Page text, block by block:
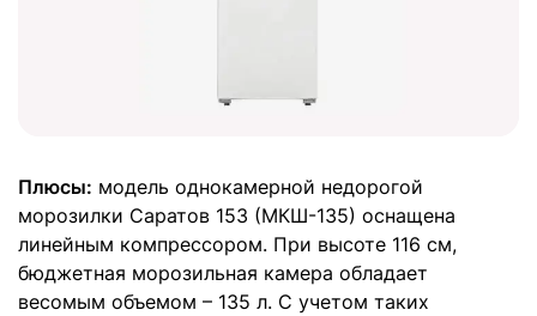
Плюсы: модель однокамерной недорогой
морозилки Саратов 153 (МКШ-135) оснащена
линейным компрессором. При высоте 116 см,
бюджетная морозильная камера обладает
весомым объемом – 135 л. С учетом таких